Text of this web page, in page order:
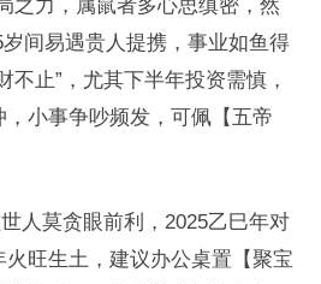
之力，属鼠者多心思缜密，然
岁间易遇贵人提携，事业如鱼得
不止”，尤其下半年投资需慎，
，小事争吵频发，可佩【五帝
人莫贪眼前利，2025乙巳年对
旺生土，建议办公桌置【聚宝